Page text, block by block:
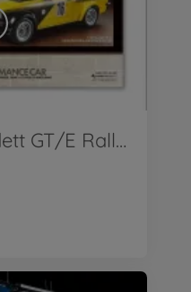
1:10 RC Opel Kadett GT/E Rallye MB-01